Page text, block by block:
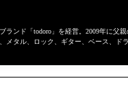
ンド「todoro」を経営。2009年に
タル、ロック、ギター、ベース、